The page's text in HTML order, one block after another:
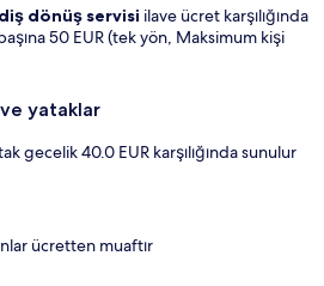
dönüş servisi ilave ücret karşılığında
50 EUR (tek yön, Maksimum kişi
yataklar
gecelik 40.0 EUR karşılığında sunulur
ücretten muaftır